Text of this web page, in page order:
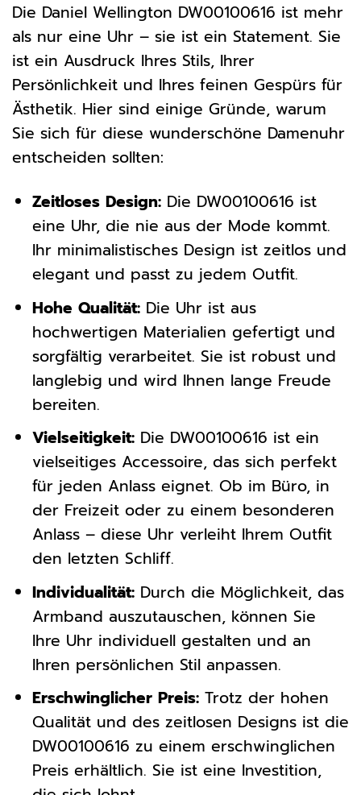
Die Daniel Wellington DW00100616 ist mehr
als nur eine Uhr – sie ist ein Statement. Sie
ist ein Ausdruck Ihres Stils, Ihrer
Persönlichkeit und Ihres feinen Gespürs für
Ästhetik. Hier sind einige Gründe, warum
Sie sich für diese wunderschöne Damenuhr
entscheiden sollten:
Zeitloses Design:Die DW00100616 ist
eine Uhr, die nie aus der Mode kommt.
Ihr minimalistisches Design ist zeitlos und
elegant und passt zu jedem Outfit.
Hohe Qualität:Die Uhr ist aus
hochwertigen Materialien gefertigt und
sorgfältig verarbeitet. Sie ist robust und
langlebig und wird Ihnen lange Freude
bereiten.
Vielseitigkeit:Die DW00100616 ist ein
vielseitiges Accessoire, das sich perfekt
für jeden Anlass eignet. Ob im Büro, in
der Freizeit oder zu einem besonderen
Anlass – diese Uhr verleiht Ihrem Outfit
den letzten Schliff.
Individualität:Durch die Möglichkeit, das
Armband auszutauschen, können Sie
Ihre Uhr individuell gestalten und an
Ihren persönlichen Stil anpassen.
Erschwinglicher Preis:Trotz der hohen
Qualität und des zeitlosen Designs ist die
DW00100616 zu einem erschwinglichen
Preis erhältlich. Sie ist eine Investition,